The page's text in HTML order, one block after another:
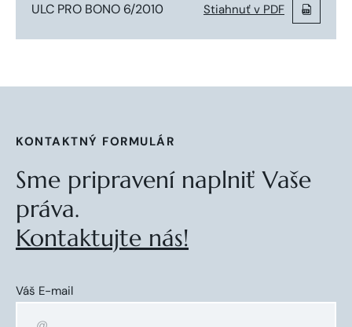
ULC PRO BONO 6/2010 Stiahnuť v PDF
KONTAKTNÝ FORMULÁR
Sme pripravení naplniť Vaše
práva.
Kontaktujte nás!
Váš E-mail